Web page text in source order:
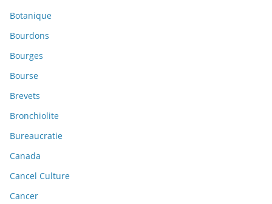
Botanique
Bourdons
Bourges
Bourse
Brevets
Bronchiolite
Bureaucratie
Canada
Cancel Culture
Cancer